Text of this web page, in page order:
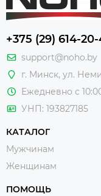
+375 (29) 614-
support@noho.by
г. Минск, ул.
Ежедневно с
УНП: 193827185
КАТАЛОГ
Мужчинам
Женщинам
ПОМОЩЬ